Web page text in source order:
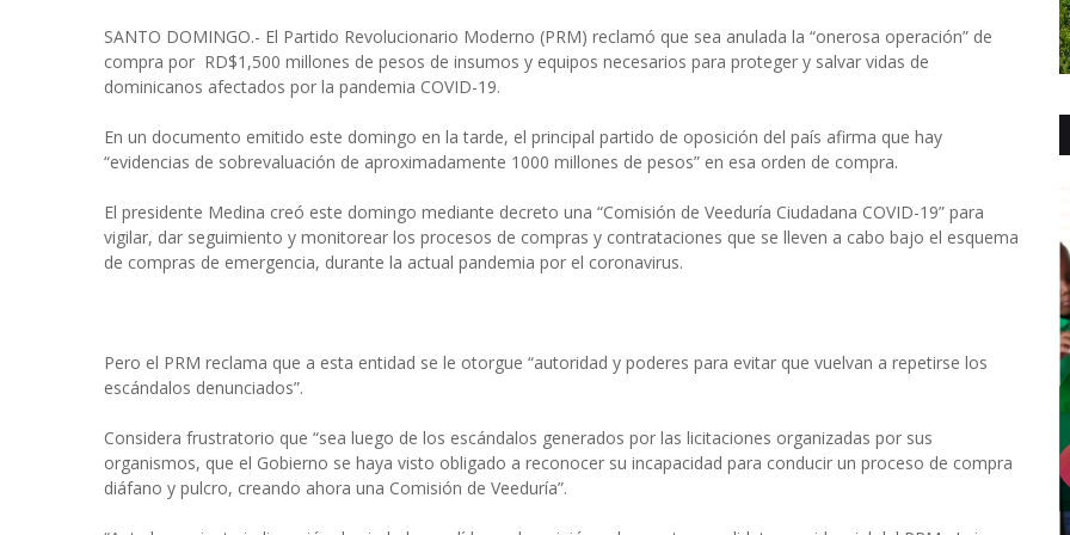
SANTO DOMINGO.- El Partido Revolucionario Moderno (PRM) reclamó que sea anulada la “onerosa operación” de
compra por RD$1,500 millones de pesos de insumos y equipos necesarios para proteger y salvar vidas de
dominicanos afectados por la pandemia COVID-19.
En un documento emitido este domingo en la tarde, el principal partido de oposición del país afirma que hay
“evidencias de sobrevaluación de aproximadamente 1000 millones de pesos” en esa orden de compra.
El presidente Medina creó este domingo mediante decreto una “Comisión de Veeduría Ciudadana COVID-19” para
vigilar, dar seguimiento y monitorear los procesos de compras y contrataciones que se lleven a cabo bajo el esquema
de compras de emergencia, durante la actual pandemia por el coronavirus.
Pero el PRM reclama que a esta entidad se le otorgue “autoridad y poderes para evitar que vuelvan a repetirse los
escándalos denunciados”.
Considera frustratorio que “sea luego de los escándalos generados por las licitaciones organizadas por sus
organismos, que el Gobierno se haya visto obligado a reconocer su incapacidad para conducir un proceso de compra
diáfano y pulcro, creando ahora una Comisión de Veeduría”.